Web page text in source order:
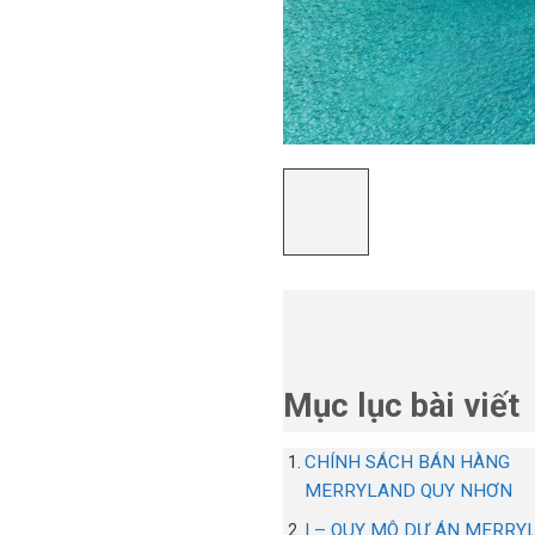
Mục lục bài viết
CHÍNH SÁCH BÁN HÀNG
MERRYLAND QUY NHƠN
I – QUY MÔ DỰ ÁN